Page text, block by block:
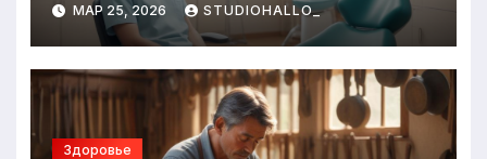
МАР 25, 2026 STUDIOHALLO_
Здоровье